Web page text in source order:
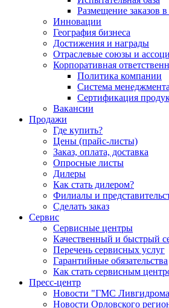
Размещение заказов
Инновации
География бизнеса
Достижения и награды
Отраслевые союзы и
Корпоративная
Политика компании
Система менеджмента
Сертификация
Вакансии
Продажи
Где купить?
Цены (прайс-листы)
Заказ, оплата, доставка
Опросные листы
Дилеры
Как стать дилером?
Филиалы и
Сделать заказ
Сервис
Сервисные центры
Качественный и быстрый
Перечень сервисных услуг
Гарантийные обязательства
Как стать сервисным
Пресс-центр
Новости "ГМС
Новости Орловского